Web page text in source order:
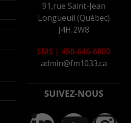
91,rue Saint-Jean
Longueuil (Québec)
J4H 2W8
SMS | 450-646-6800
admin@fm1033.ca
SUIVEZ-NOUS